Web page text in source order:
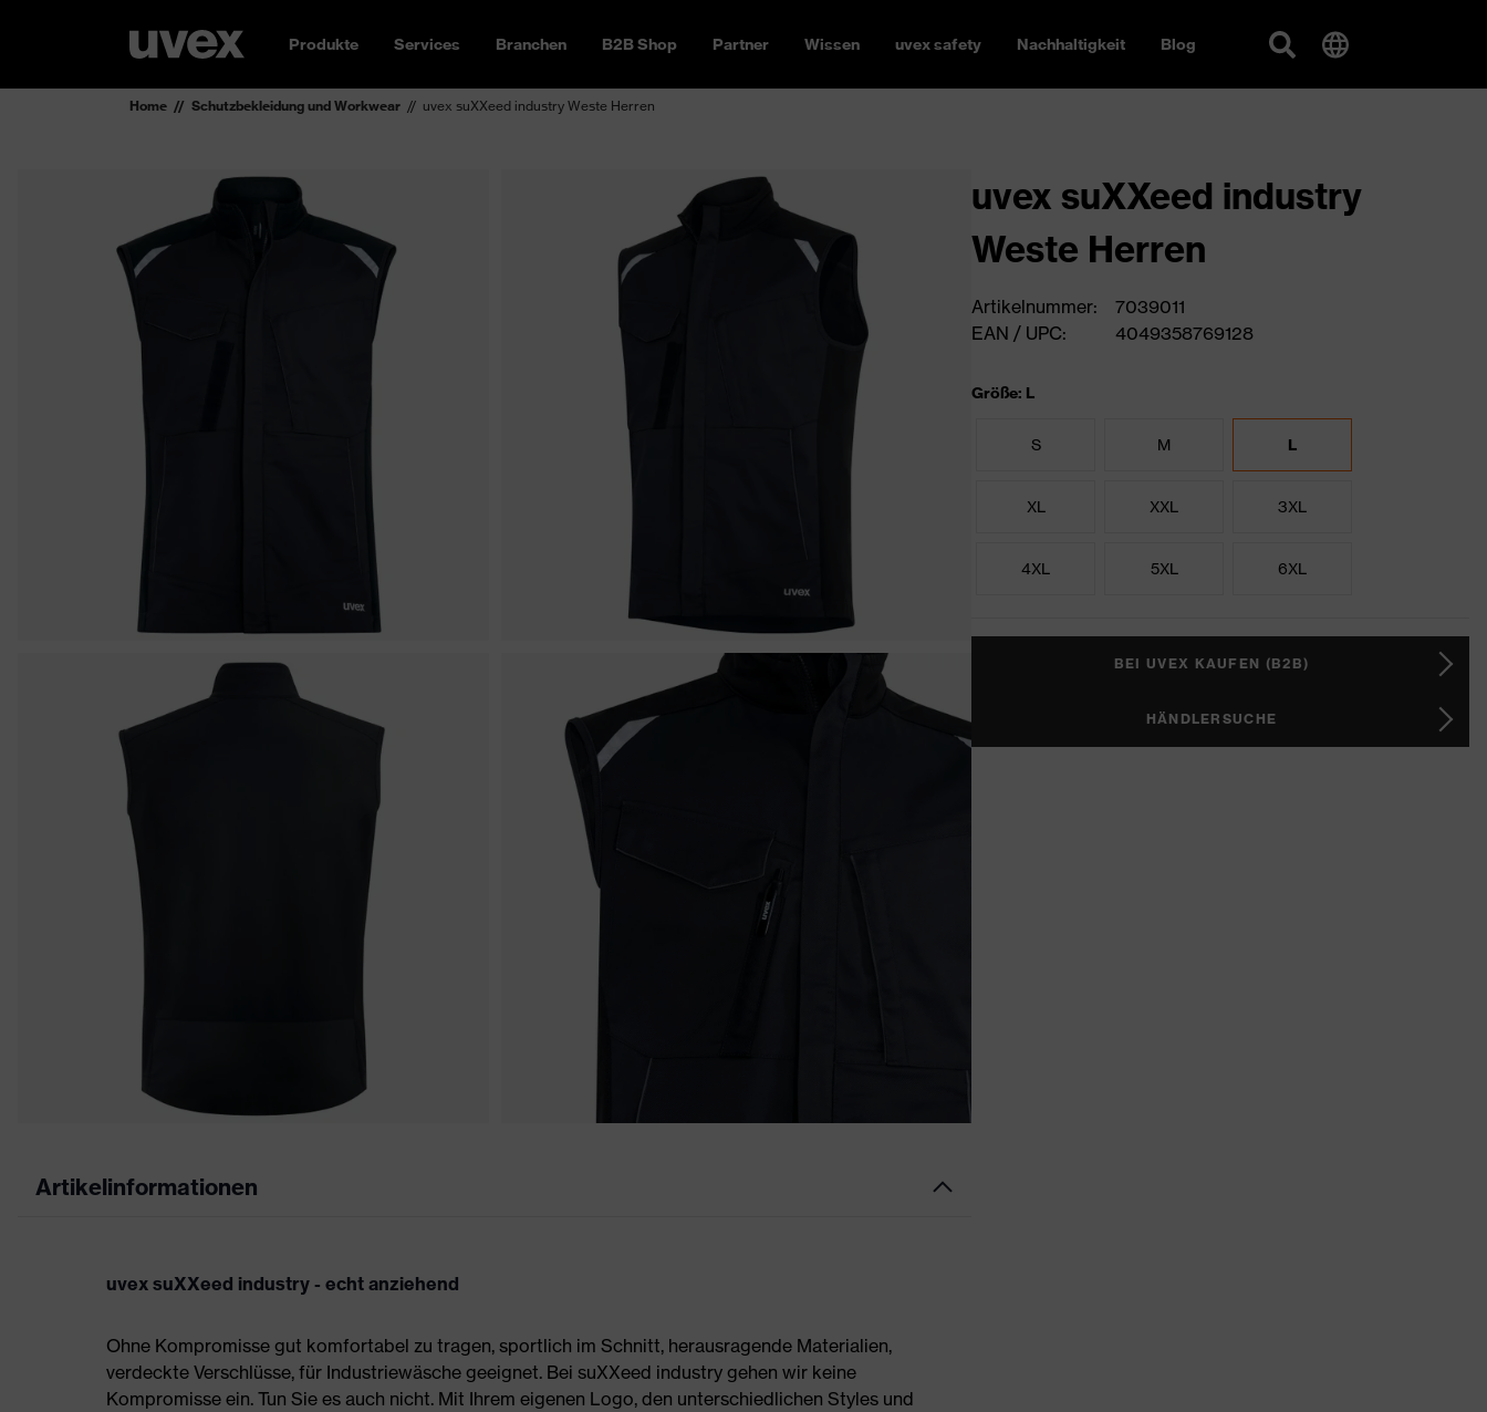
Produkte Services Branchen B2B Shop Partner Wissen uvex safety Nachhaltigkeit Blog
Home Schutzbekleidung und Workwear uvex suXXeed industry Weste Herren
Artikelinformationen
uvex suXXeed industry - echt anziehend
Ohne Kompromisse gut komfortabel zu tragen, sportlich im Schnitt, herausragende Materialien,
verdeckte Verschlüsse, für Industriewäsche geeignet. Bei suXXeed industry gehen wir keine
Kompromisse ein. Tun Sie es auch nicht. Mit Ihrem eigenen Logo, den unterschiedlichen Styles und
uvex suXXeed industry
Weste Herren
Artikelnummer:
7039011
EAN / UPC:
4049358769128
Größe: L
S M L
XL XXL 3XL
4XL 5XL 6XL
BEI UVEX KAUFEN (B2B)
HÄNDLERSUCHE